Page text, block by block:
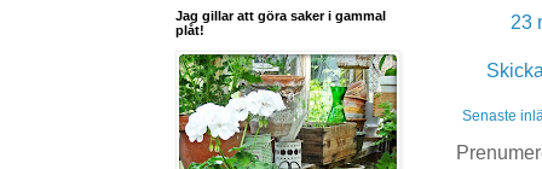
23
Senaste
Jag gillar att göra saker i gammal
plåt!